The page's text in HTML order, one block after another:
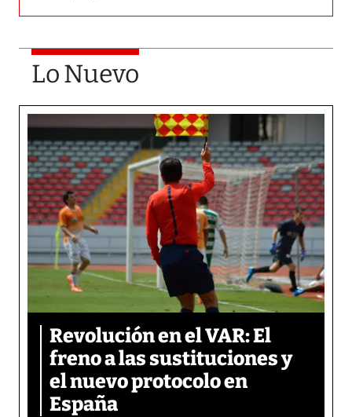
Lo Nuevo
Revolución en el VAR: El
freno a las sustituciones y
el nuevo protocolo en
España